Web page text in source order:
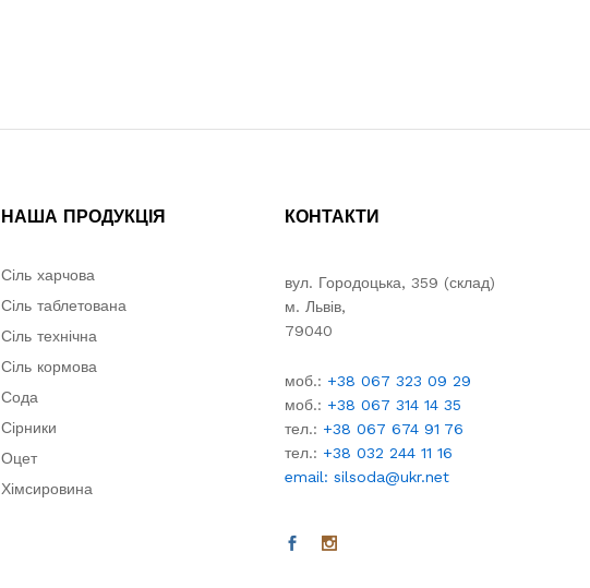
НАША ПРОДУКЦІЯ
Сіль харчова
Сіль таблетована
Сіль технічна
Сіль кормова
Сода
Сірники
Оцет
Хімсировина
КОНТАКТИ
вул. Городоцька, 359 (склад)
м. Львів,
79040
моб.: +38 067 323 09 29
моб.: +38 067 314 14 35
тел.: +38 067 674 91 76
тел.: +38 032 244 11 16
email: silsoda@ukr.net